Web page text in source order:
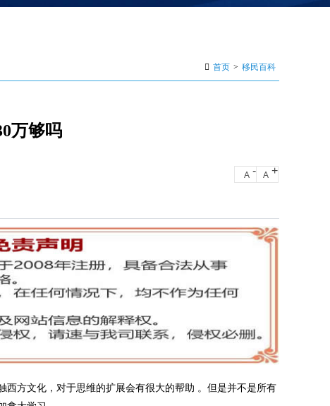
首页 > 移民百科
万够吗
A - A +
方文化，对于思维的扩展会有很大的帮助 。但是并不是所有